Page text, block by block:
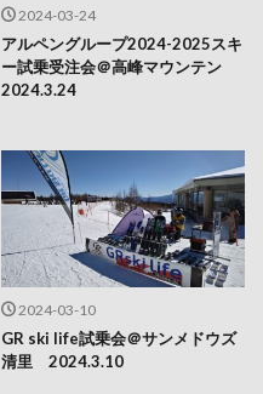
2024-03-24
アルペングループ2024-2025スキ
ー試乗受注会＠高峰マウンテン
2024.3.24
2024-03-10
GR ski life試乗会＠サンメドウズ
清里 2024.3.10